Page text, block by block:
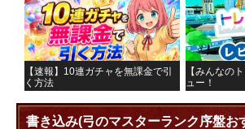
【速報】10連ガチャを無課金で引
く方法
【みんなの
ュー！
書き込み(弓のマスターランク序盤お